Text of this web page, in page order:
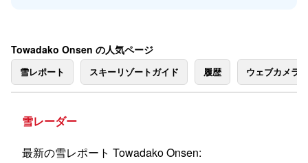
Towadako Onsen の人気ページ
雪レポート スキーリゾートガイド 履歴 ウェブカメラ
雪レーダー
最新の雪レポート Towadako Onsen: